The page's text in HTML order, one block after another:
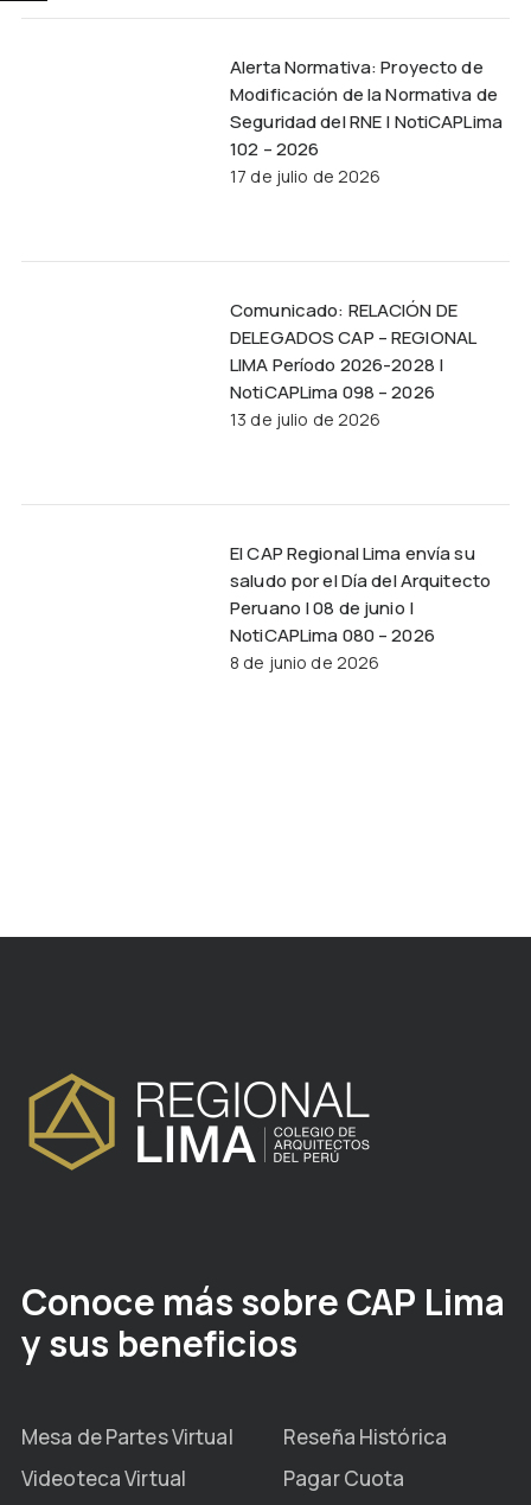
Alerta Normativa: Proyecto de
Modificación de la Normativa de
Seguridad del RNE | NotiCAPLima
102 – 2026
17 de julio de 2026
Comunicado: RELACIÓN DE
DELEGADOS CAP – REGIONAL
LIMA Período 2026-2028 |
NotiCAPLima 098 – 2026
13 de julio de 2026
El CAP Regional Lima envía su
saludo por el Día del Arquitecto
Peruano | 08 de junio |
NotiCAPLima 080 – 2026
8 de junio de 2026
Conoce más sobre CAP Lima
y sus beneficios
Mesa de Partes Virtual
Reseña Histórica
Videoteca Virtual
Pagar Cuota